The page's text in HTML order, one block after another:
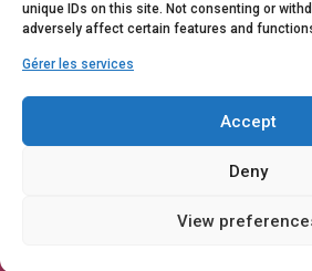
unique IDs on this site. Not consenting or
adversely affect certain features and
Gérer les services
Accept
Deny
View